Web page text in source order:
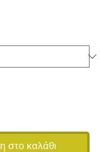
στο καλάθι